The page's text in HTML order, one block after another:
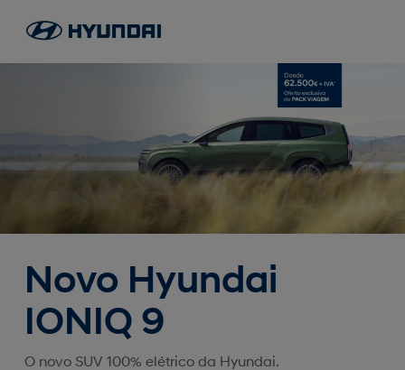
Novo Hyundai
IONIQ 9
O novo SUV 100% elétrico da Hyundai.